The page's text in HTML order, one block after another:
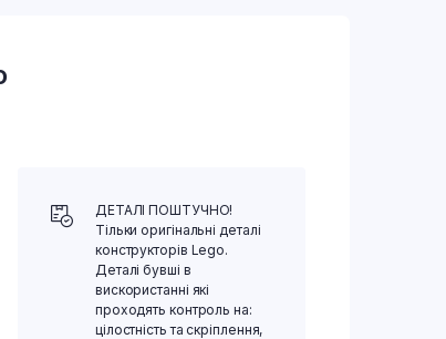
ДЕТАЛІ ПОШТУЧНО!
Тільки оригінальні деталі
конструкторів Lego.
Деталі бувші в
вискористанні які
проходять контроль на:
цілостність та скріплення,